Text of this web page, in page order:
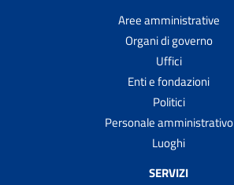
Aree amministrative
Organi di governo
Uffici
Enti e fondazioni
Politici
Personale amministrativo
Luoghi
SERVIZI